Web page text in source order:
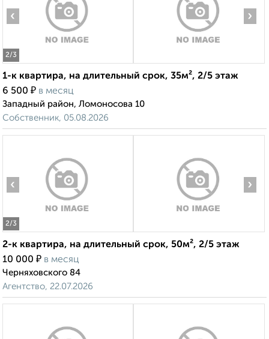
2/3
‹ ›
1-к квартира, на длительный срок, 35м², 2/5 этаж
6 500 ₽ в месяц
Западный район, Ломоносова 10
Собственник, 05.08.2026
2/3
‹ ›
2-к квартира, на длительный срок, 50м², 2/5 этаж
10 000 ₽ в месяц
Черняховского 84
Агентство, 22.07.2026